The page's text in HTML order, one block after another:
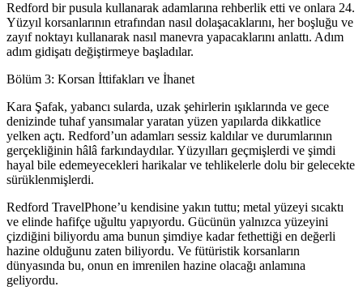
Redford bir pusula kullanarak adamlarına rehberlik etti ve onlara 24.
Yüzyıl korsanlarının etrafından nasıl dolaşacaklarını, her boşluğu ve
zayıf noktayı kullanarak nasıl manevra yapacaklarını anlattı. Adım
adım gidişatı değiştirmeye başladılar.
Bölüm 3: Korsan İttifakları ve İhanet
Kara Şafak, yabancı sularda, uzak şehirlerin ışıklarında ve gece
denizinde tuhaf yansımalar yaratan yüzen yapılarda dikkatlice
yelken açtı. Redford’un adamları sessiz kaldılar ve durumlarının
gerçekliğinin hâlâ farkındaydılar. Yüzyılları geçmişlerdi ve şimdi
hayal bile edemeyecekleri harikalar ve tehlikelerle dolu bir gelecekte
sürüklenmişlerdi.
Redford TravelPhone’u kendisine yakın tuttu; metal yüzeyi sıcaktı
ve elinde hafifçe uğultu yapıyordu. Gücünün yalnızca yüzeyini
çizdiğini biliyordu ama bunun şimdiye kadar fethettiği en değerli
hazine olduğunu zaten biliyordu. Ve fütüristik korsanların
dünyasında bu, onun en imrenilen hazine olacağı anlamına
geliyordu.